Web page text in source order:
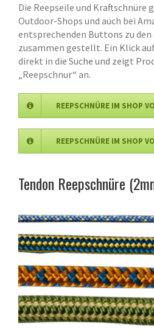
Die Reepseile und Kraftschnüre
Outdoor-Shops und auch bei
entsprechenden Buttons zu den
zusammen gestellt. Ein Klick
direkt in die Suche und zeigt
„Reepschnur“ an.
REEPSCHNÜRE IM SHOP
REEPSCHNÜRE IM SHOP
Tendon Reepschnüre